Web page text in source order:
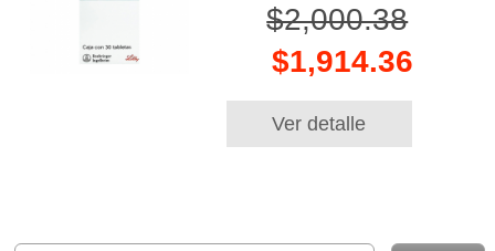
$2,000.38
$1,914.36
Ver detalle